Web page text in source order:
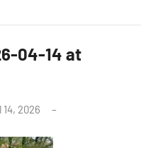
04-14 at
14, 2026